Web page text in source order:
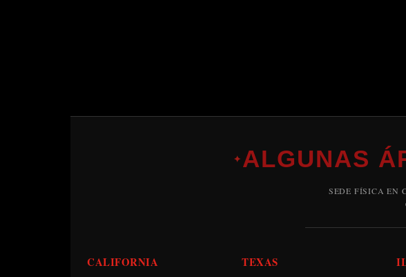
✦ ALGUNAS
SEDE FÍSICA EN
CALIFORNIA TEXAS